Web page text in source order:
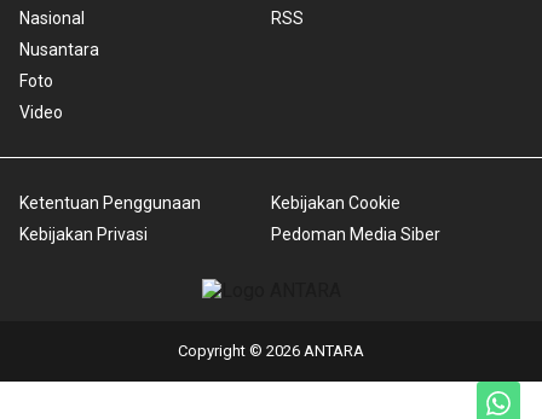
Nasional
Nusantara
Foto
Video
RSS
Ketentuan Penggunaan
Kebijakan Privasi
Kebijakan Cookie
Pedoman Media Siber
Copyright © 2026 ANTARA